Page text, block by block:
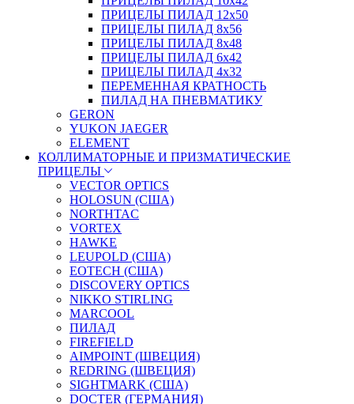
ПРИЦЕЛЫ ПИЛАД 12х50
ПРИЦЕЛЫ ПИЛАД 8х56
ПРИЦЕЛЫ ПИЛАД 8х48
ПРИЦЕЛЫ ПИЛАД 6х42
ПРИЦЕЛЫ ПИЛАД 4х32
ПЕРЕМЕННАЯ КРАТНОСТЬ
ПИЛАД НА ПНЕВМАТИКУ
GERON
YUKON JAEGER
ELEMENT
КОЛЛИМАТОРНЫЕ И ПРИЗМАТИЧЕСКИЕ
ПРИЦЕЛЫ
VECTOR OPTICS
HOLOSUN (США)
NORTHTAC
VORTEX
HAWKE
LEUPOLD (США)
EOTECH (США)
DISCOVERY OPTICS
NIKKO STIRLING
MARCOOL
ПИЛАД
FIREFIELD
AIMPOINT (ШВЕЦИЯ)
REDRING (ШВЕЦИЯ)
SIGHTMARK (США)
DOCTER (ГЕРМАНИЯ)